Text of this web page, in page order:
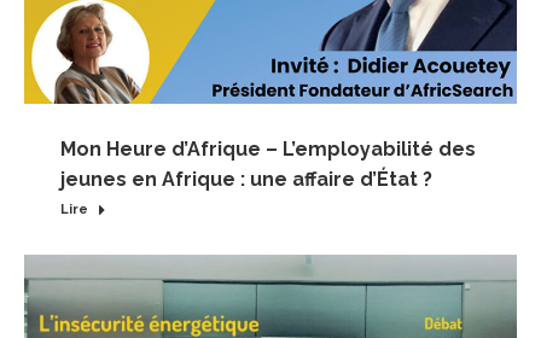
Mon Heure d’Afrique – L’employabilité des
jeunes en Afrique : une affaire d’État ?
Lire